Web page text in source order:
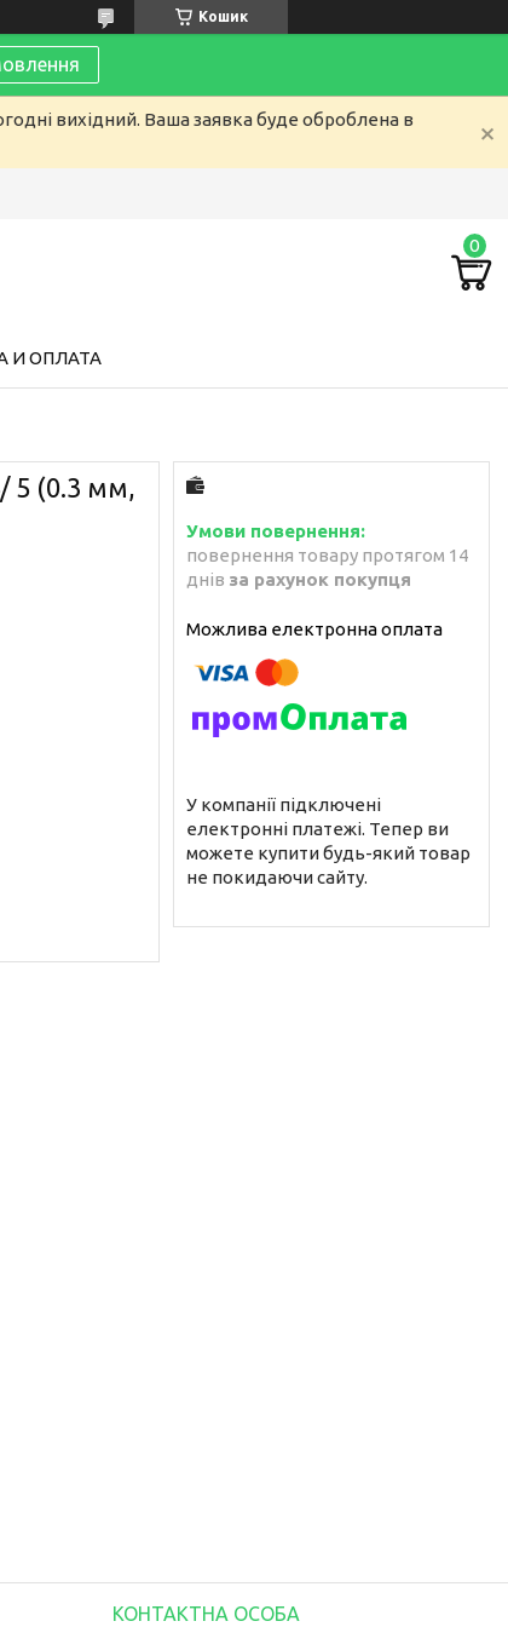
Кошик
вихідний. Ваша заявка буде оброблена в
И ОПЛАТА
5 (0.3 мм,
повернення товару протягом 14
днів за рахунок покупця
У компанії підключені
електронні платежі. Тепер ви
можете купити будь-який товар
не покидаючи сайту.